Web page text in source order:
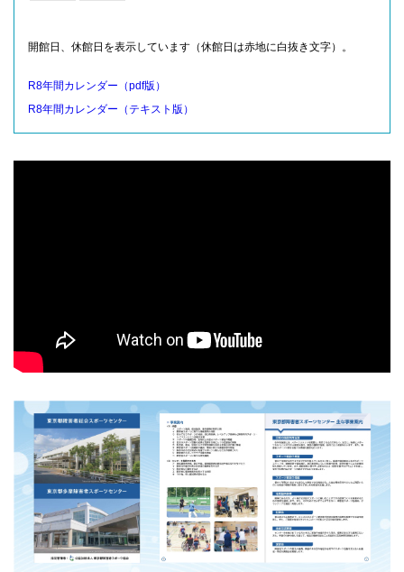
開館日、休館日を表示しています（休館日は赤地に白抜き文字）。
R8年間カレンダー（pdf版）
R8年間カレンダー（テキスト版）